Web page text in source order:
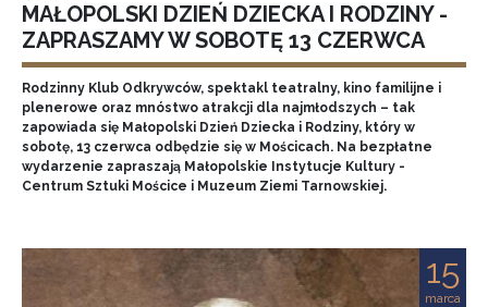
MAŁOPOLSKI DZIEŃ DZIECKA I RODZINY -
ZAPRASZAMY W SOBOTĘ 13 CZERWCA
Rodzinny Klub Odkrywców, spektakl teatralny, kino familijne i
plenerowe oraz mnóstwo atrakcji dla najmłodszych – tak
zapowiada się Małopolski Dzień Dziecka i Rodziny, który w
sobotę, 13 czerwca odbędzie się w Mościcach. Na bezpłatne
wydarzenie zapraszają Małopolskie Instytucje Kultury -
Centrum Sztuki Mościce i Muzeum Ziemi Tarnowskiej.
15
marca